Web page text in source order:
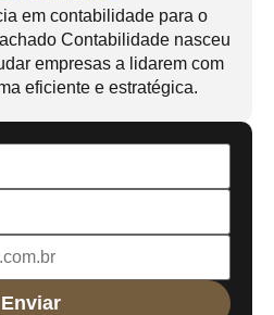
em contabilidade para o
Contabilidade nasceu
empresas a lidarem com
eficiente e estratégica.